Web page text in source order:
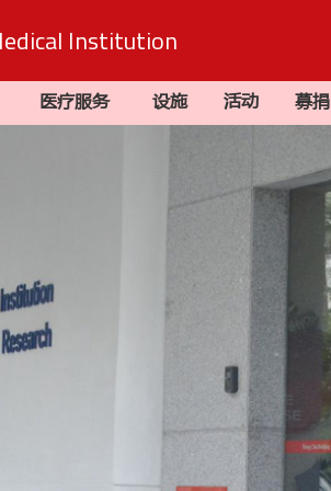
Institution
医疗服务 设施 活动 募捐